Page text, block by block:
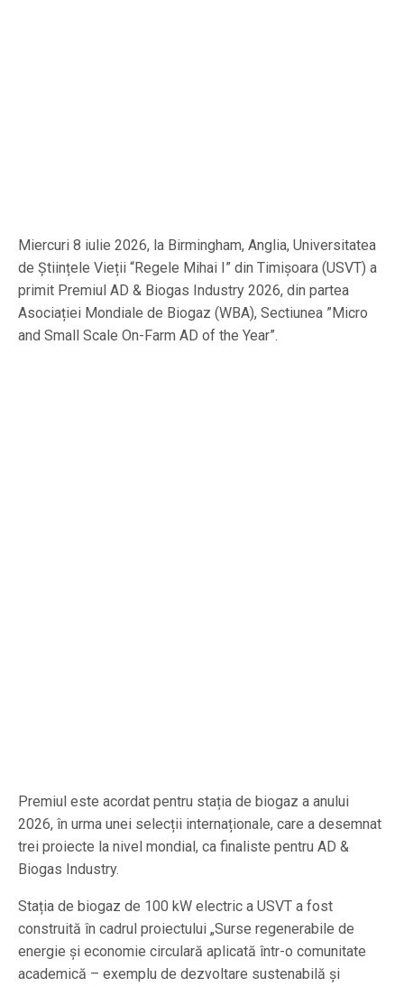
Miercuri 8 iulie 2026, la Birmingham, Anglia, Universitatea
de Științele Vieții “Regele Mihai I” din Timișoara (USVT) a
primit Premiul AD & Biogas Industry 2026, din partea
Asociației Mondiale de Biogaz (WBA), Sectiunea ”Micro
and Small Scale On-Farm AD of the Year”.
Premiul este acordat pentru stația de biogaz a anului
2026, în urma unei selecții internaționale, care a desemnat
trei proiecte la nivel mondial, ca finaliste pentru AD &
Biogas Industry.
Stația de biogaz de 100 kW electric a USVT a fost
construită în cadrul proiectului „Surse regenerabile de
energie și economie circulară aplicată într-o comunitate
academică – exemplu de dezvoltare sustenabilă și